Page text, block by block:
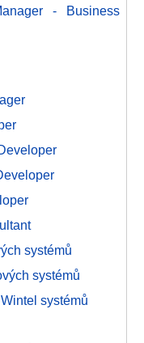
- Business
systémů
systémů
systémů